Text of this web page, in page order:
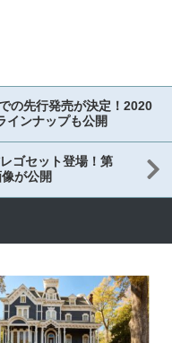
の先行発売が決定！2020
インナップも公開
ゴセット登場！第
が公開